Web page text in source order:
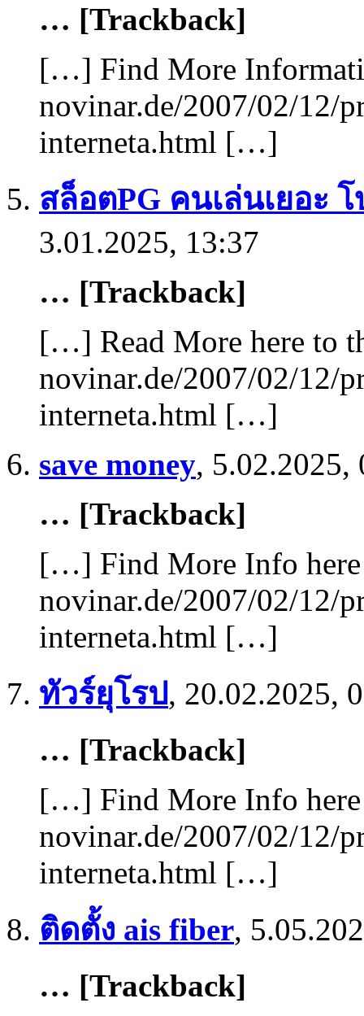
… [Trackback]
[…] Find More
novinar.de/2007/02/12/
interneta.html […]
สล็อตPG คนเล่นเยอะ
3.01.2025, 13:37
… [Trackback]
[…] Read More here to
novinar.de/2007/02/12/
interneta.html […]
save money, 5.02.2025,
… [Trackback]
[…] Find More Info here
novinar.de/2007/02/12/
interneta.html […]
ทัวร์ยุโรป, 20.02.2025,
… [Trackback]
[…] Find More Info here
novinar.de/2007/02/12/
interneta.html […]
ติดตั้ง ais fiber,
… [Trackback]